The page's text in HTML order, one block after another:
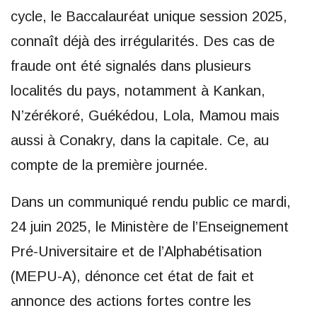
cycle, le Baccalauréat unique session 2025,
connaît déjà des irrégularités. Des cas de
fraude ont été signalés dans plusieurs
localités du pays, notamment à Kankan,
N’zérékoré, Guékédou, Lola, Mamou mais
aussi à Conakry, dans la capitale. Ce, au
compte de la première journée.
Dans un communiqué rendu public ce mardi,
24 juin 2025, le Ministère de l’Enseignement
Pré-Universitaire et de l’Alphabétisation
(MEPU-A), dénonce cet état de fait et
annonce des actions fortes contre les